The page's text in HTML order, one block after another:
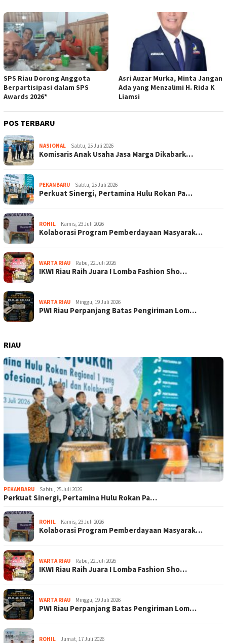
SPS Riau Dorong Anggota
Berpartisipasi dalam SPS
Awards 2026*
Asri Auzar Murka, Minta Jangan
Ada yang Menzalimi H. Rida K
Liamsi
POS TERBARU
NASIONAL Sabtu, 25 Juli 2026
Komisaris Anak Usaha Jasa Marga Dikabark…
PEKANBARU Sabtu, 25 Juli 2026
Perkuat Sinergi, Pertamina Hulu Rokan Pa…
ROHIL Kamis, 23 Juli 2026
Kolaborasi Program Pemberdayaan Masyarak…
WARTA RIAU Rabu, 22 Juli 2026
IKWI Riau Raih Juara I Lomba Fashion Sho…
WARTA RIAU Minggu, 19 Juli 2026
PWI Riau Perpanjang Batas Pengiriman Lom…
RIAU
PEKANBARU Sabtu, 25 Juli 2026
Perkuat Sinergi, Pertamina Hulu Rokan Pa…
ROHIL Kamis, 23 Juli 2026
Kolaborasi Program Pemberdayaan Masyarak…
WARTA RIAU Rabu, 22 Juli 2026
IKWI Riau Raih Juara I Lomba Fashion Sho…
WARTA RIAU Minggu, 19 Juli 2026
PWI Riau Perpanjang Batas Pengiriman Lom…
ROHIL Jumat, 17 Juli 2026